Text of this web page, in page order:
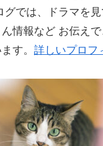
グでは、ドラマを
情報など お伝えで
す。 詳しいプロフ